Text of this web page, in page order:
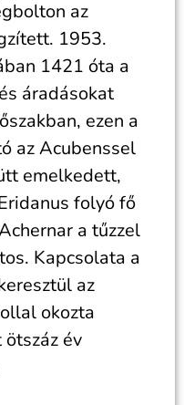
az
1953.
1421 óta a
áradásokat
ezen a
az Acubenssel
emelkedett,
folyó fő
a tűzzel
Kapcsolata a
az
okozta
év